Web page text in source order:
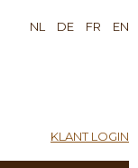
KLANT LOGIN
NL DE FR EN